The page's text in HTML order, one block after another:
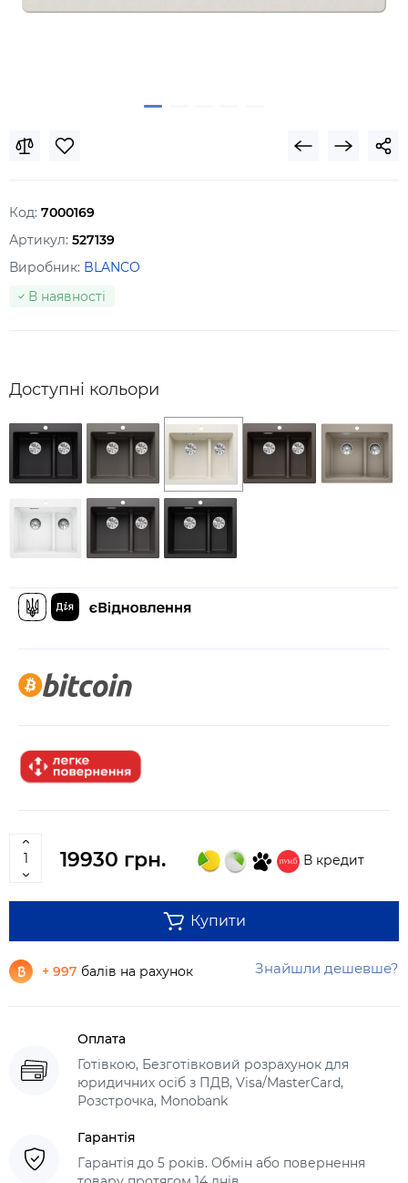
Код: 7000169
Артикул: 527139
Виробник: BLANCO
В наявності
Доступні кольори
19930 грн. В кредит
Купити
+ 997 балів на рахунок Знайшли дешевше?
Оплата
Готівкою, Безготівковий розрахунок для
юридичних осіб з ПДВ, Visa/MasterCard,
Розстрочка, Monobank
Гарантія
Гарантія до 5 років. Обмін або повернення